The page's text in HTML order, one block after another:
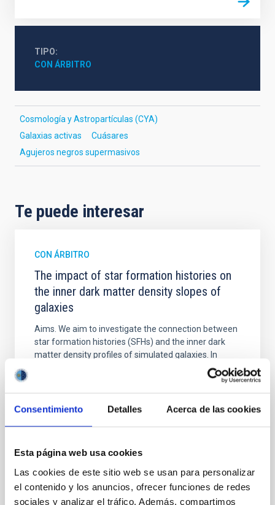
Consentimiento Detalles Acerca de las cookies
Esta página web usa cookies
Las cookies de este sitio web se usan para personalizar
el contenido y los anuncios, ofrecer funciones de redes
sociales y analizar el tráfico. Además, compartimos
TIPO
CON ÁRBITRO
Cosmología y Astropartículas (CYA)
Galaxias activas
Cuásares
Agujeros negros supermasivos
Te puede interesar
CON ÁRBITRO
The impact of star formation histories on
the inner dark matter density slopes of
galaxies
Aims. We aim to investigate the connection between
star formation histories (SFHs) and the inner dark
matter density profiles of simulated galaxies. In
particular, we tested whether the burstiness and
temporal distribution of star formation influence the
formation of cored versus cuspy dark matter profiles.
Methods. We homogeneously analysed
Fecha de publicación:
6
BIBCODE 2026A&A...710A..95S